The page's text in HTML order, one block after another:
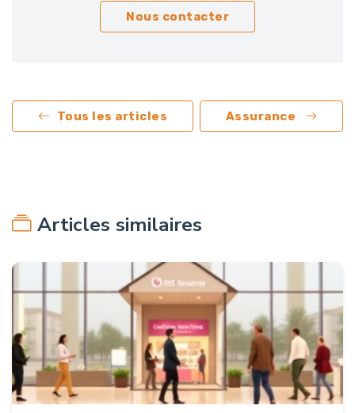
Nous contacter
Tous les articles Assurance
Articles similaires